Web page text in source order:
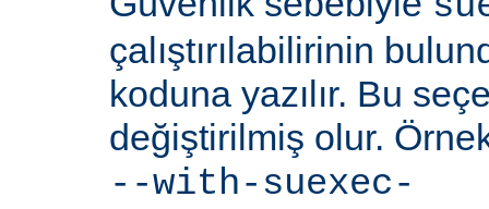
çalıştırılabilirinin
koduna yazılır. Bu
değiştirilmiş olur.
--with-suexec-